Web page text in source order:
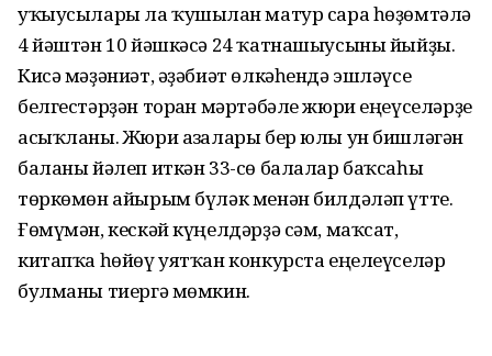
уҡыусылары ла ҡушылған матур сара һөҙөмтәлә
4 йәштән 10 йәшкәсә 24 ҡатнашыусыны йыйҙы.
Кисә мәҙәниәт, әҙәбиәт өлкәһендә эшләүсе
белгестәрҙән торған мәртәбәле жюри еңеүселәрҙе
асыҡланы. Жюри ағзалары бер юлы ун бишләгән
баланы йәлеп иткән 33-сө балалар баҡсаһы
төркөмөн айырым бүләк менән билдәләп үтте.
Ғөмүмән, кескәй күңелдәрҙә сәм, маҡсат,
китапҡа һөйөү уятҡан конкурста еңелеүселәр
булманы тиергә мөмкин.